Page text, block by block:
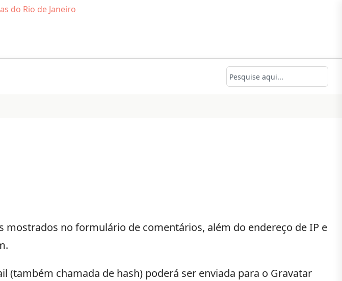
no formulário de comentários, além do endereço de IP e
(também chamada de hash) poderá ser enviada para o Gravatar